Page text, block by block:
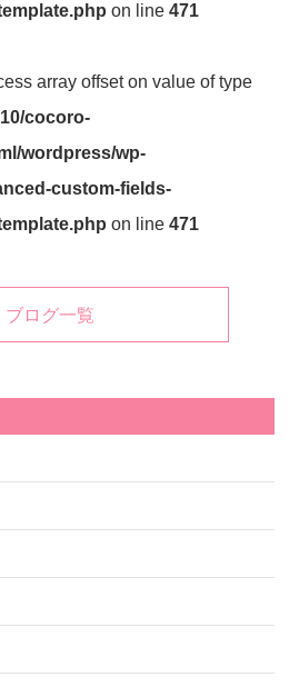
on line471
array offset on value of type
cocoro-
wordpress/wp-
custom-fields-
on line471
ブログ一覧